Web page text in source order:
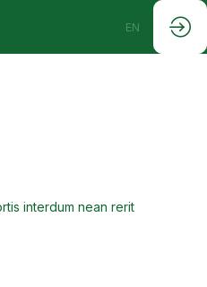
EN
interdum nean rerit